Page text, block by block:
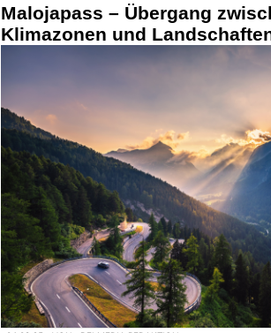
Malojapass – Übergang
Klimazonen und